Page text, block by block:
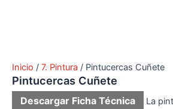
Inicio / 7. Pintura / Pi​ntucercas Cuñete
Pi​ntucercas Cuñete
Descargar Ficha Técnica
La